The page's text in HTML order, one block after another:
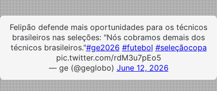
Felipão defende mais oportunidades para os técnicos
brasileiros nas seleções: "Nós cobramos demais dos
técnicos brasileiros."#ge2026 #futebol #seleçãocopa
pic.twitter.com/rdM3u7pEo5
— ge (@geglobo) June 12, 2026